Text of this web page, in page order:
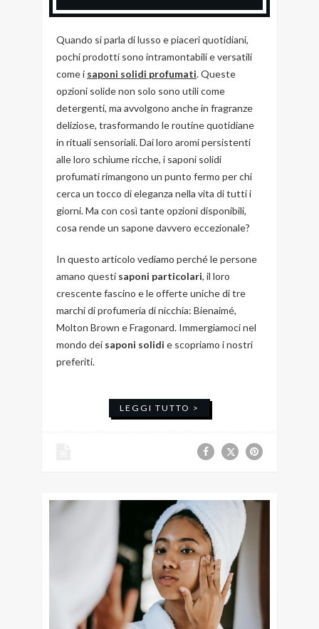
Quando si parla di lusso e piaceri quotidiani,
pochi prodotti sono intramontabili e versatili
come i saponi solidi profumati. Queste
opzioni solide non solo sono utili come
detergenti, ma avvolgono anche in fragranze
deliziose, trasformando le routine quotidiane
in rituali sensoriali. Dai loro aromi persistenti
alle loro schiume ricche, i saponi solidi
profumati rimangono un punto fermo per chi
cerca un tocco di eleganza nella vita di tutti i
giorni. Ma con così tante opzioni disponibili,
cosa rende un sapone davvero eccezionale?
In questo articolo vediamo perché le persone
amano questi saponi particolari, il loro
crescente fascino e le offerte uniche di tre
marchi di profumeria di nicchia: Bienaimé,
Molton Brown e Fragonard. Immergiamoci nel
mondo dei saponi solidi e scopriamo i nostri
preferiti.
LEGGI TUTTO >